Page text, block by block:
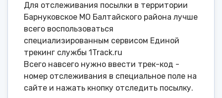
Для отслеживания посылки в территории
Барнуковское МО Балтайского района лучше
всего воспользоваться
специализированным сервисом Единой
трекинг службы 1Track.ru
Всего навсего нужно ввести трек-код -
номер отслеживания в специальное поле на
сайте и нажать кнопку отследить посылку.